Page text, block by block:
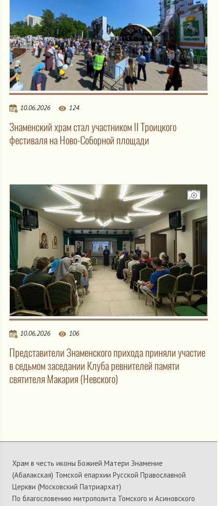
10.06.2026 124
Знаменский храм стал участником II Троицкого
фестиваля на Ново-Соборной площади
10.06.2026 106
Представители Знаменского прихода приняли участие
в седьмом заседании Клуба ревнителей памяти
святителя Макария (Невского)
Храм в честь иконы Божией Матери Знамение
(Абалакская) Томской епархии Русской Православной
Церкви (Московский Патриархат)
По благословению митрополита Томского и Асиновского